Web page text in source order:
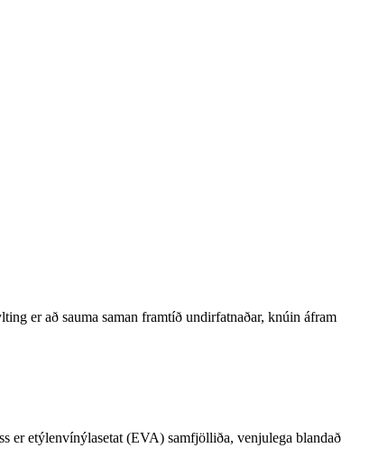
er að sauma saman framtíð undirfatnaðar, knúin áfram
er etýlenvínýlasetat (EVA) samfjölliða, venjulega blandað